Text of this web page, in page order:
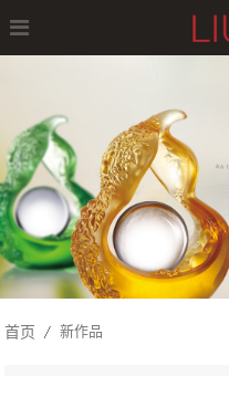
首页 新作品